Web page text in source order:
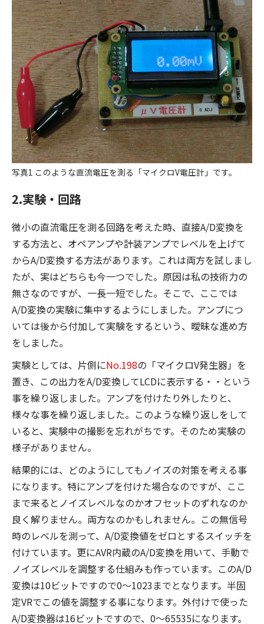
写真1 このような直流電圧を測る「マイクロV電圧計」です。
2.実験・回路
微小の直流電圧を測る回路を考えた時、直接A/D変換を
する方法と、オペアンプや計装アンプでレベルを上げて
からA/D変換する方法があります。これは両方を試しまし
たが、実はどちらも今一つでした。原因は私の技術力の
無さなのですが、一長一短でした。そこで、ここでは
A/D変換の実験に集中するようにしました。アンプにつ
いては後から付加して実験をするという、曖昧な進め方
をしました。
実験としては、片側にNo.198の「マイクロV発生器」を
置き、この出力をA/D変換してLCDに表示する・・という
事を繰り返しました。アンプを付けたり外したりと、
様々な事を繰り返しました。このような繰り返しをして
いると、実験中の撮影を忘れがちです。そのため実験の
様子がありません。
結果的には、どのようにしてもノイズの対策を考える事
になります。特にアンプを付けた場合なのですが、ここ
まで来るとノイズレベルなのかオフセットのずれなのか
良く解りません。両方なのかもしれません。この無信号
時のレベルを測って、A/D変換値をゼロとするスイッチを
付けています。更にAVR内蔵のA/D変換を用いて、手動で
ノイズレベルを調整する仕組みも作っています。このA/D
変換は10ビットですので0～1023までとなります。半固
定VRでこの値を調整する事になります。外付けで使った
A/D変換器は16ビットですので、0～65535になります。